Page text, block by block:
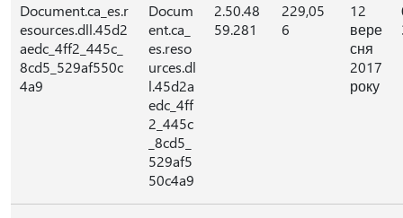
Document.ca_es.r
esources.dll.45d2
aedc_4ff2_445c_
8cd5_529af550c
4a9
Docum
ent.ca_
es.reso
urces.dl
l.45d2a
edc_4ff
2_445c
_8cd5_
529af5
50c4a9
2.50.48
59.281
229,05
6
12
вере
сня
2017
року